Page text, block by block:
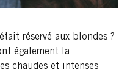
était réservé aux blondes ?
également la
chaudes et intenses